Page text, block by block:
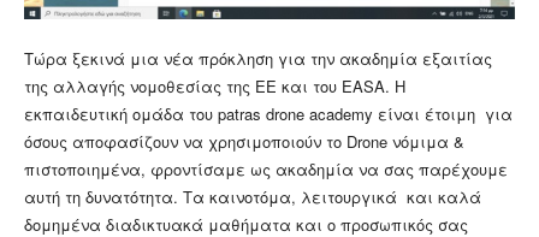
Τώρα ξεκινά μια νέα πρόκληση για την ακαδημία εξαιτίας
της αλλαγής νομοθεσίας της ΕΕ και του EASA. Η
εκπαιδευτική ομάδα του patras drone academy είναι έτοιμη για
όσους αποφασίζουν να χρησιμοποιούν το Drone νόμιμα &
πιστοποιημένα, φροντίσαμε ως ακαδημία να σας παρέχουμε
αυτή τη δυνατότητα. Τα καινοτόμα, λειτουργικά και καλά
δομημένα διαδικτυακά μαθήματα και ο προσωπικός σας